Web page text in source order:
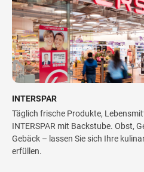
INTERSPAR
Täglich frische Produkte,
INTERSPAR mit Backstube. Obst,
Gebäck – lassen Sie sich Ihre
erfüllen.